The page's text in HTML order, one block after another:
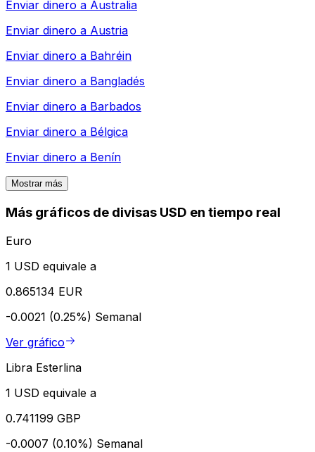
Enviar dinero a Australia
Enviar dinero a Austria
Enviar dinero a Bahréin
Enviar dinero a Bangladés
Enviar dinero a Barbados
Enviar dinero a Bélgica
Enviar dinero a Benín
Mostrar más
Más gráficos de divisas USD en tiempo real
Euro
1 USD equivale a
0.865134 EUR
-0.0021 (0.25%) Semanal
Ver gráfico
Libra Esterlina
1 USD equivale a
0.741199 GBP
-0.0007 (0.10%) Semanal